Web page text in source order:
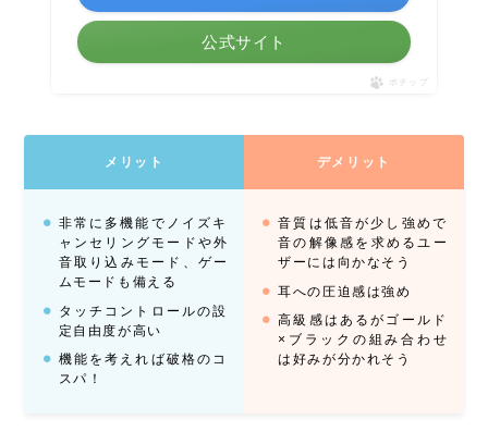
公式サイト
ポチップ
メリット デメリット
非常に多機能でノイズキ
ャンセリングモードや外
音取り込みモード、ゲー
ムモードも備える
タッチコントロールの設
定自由度が高い
機能を考えれば破格のコ
スパ！
音質は低音が少し強めで
音の解像感を求めるユー
ザーには向かなそう
耳への圧迫感は強め
高級感はあるがゴールド
×ブラックの組み合わせ
は好みが分かれそう